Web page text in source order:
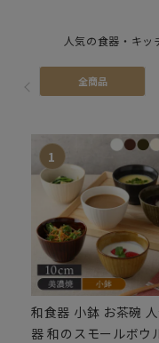
人気の食器・キッ
全商品
和食器 小鉢 お茶碗
器 和のスモールボウ